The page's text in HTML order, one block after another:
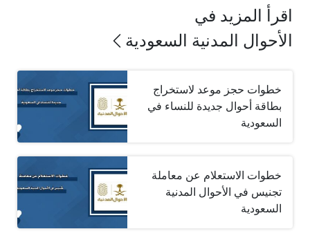
اقرأ المزيد في
الأحوال المدنية السعودية
خطوات حجز موعد لاستخراج
بطاقة أحوال جديدة للنساء في
السعودية
خطوات الاستعلام عن معاملة
تجنيس في الأحوال المدنية
السعودية